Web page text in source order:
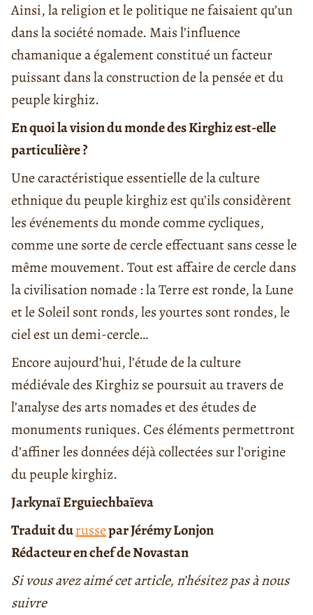
Ainsi, la religion et le politique ne faisaient qu’un
dans la société nomade. Mais l’influence
chamanique a également constitué un facteur
puissant dans la construction de la pensée et du
peuple kirghiz.
En quoi la vision du monde des Kirghiz est-elle
particulière ?
Une caractéristique essentielle de la culture
ethnique du peuple kirghiz est qu’ils considèrent
les événements du monde comme cycliques,
comme une sorte de cercle effectuant sans cesse le
même mouvement. Tout est affaire de cercle dans
la civilisation nomade : la Terre est ronde, la Lune
et le Soleil sont ronds, les yourtes sont rondes, le
ciel est un demi-cercle…
Encore aujourd’hui, l’étude de la culture
médiévale des Kirghiz se poursuit au travers de
l’analyse des arts nomades et des études de
monuments runiques. Ces éléments permettront
d’affiner les données déjà collectées sur l’origine
du peuple kirghiz.
Jarkynaï Erguiechbaïeva
Traduit durussepar Jérémy Lonjon
Rédacteur en chef de Novastan
Si vous avez aimé cet article, n’hésitez pas à nous
suivre